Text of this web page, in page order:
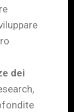
dei